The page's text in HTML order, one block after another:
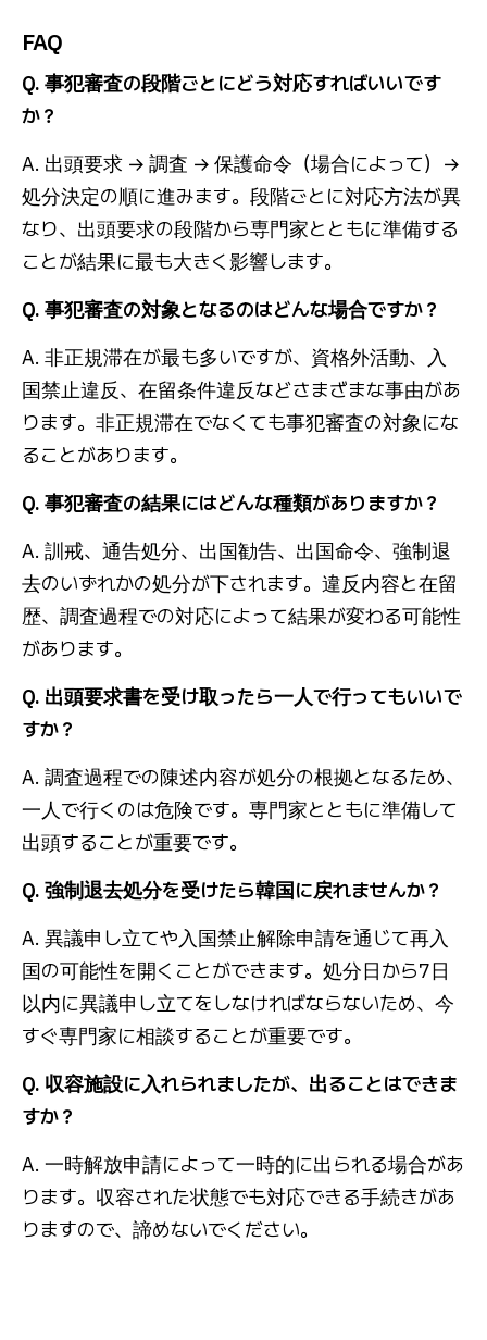
FAQ
Q. 事犯審査の段階ごとにどう対応すればいいです
か？
A. 出頭要求 → 調査 → 保護命令（場合によって）→
処分決定の順に進みます。段階ごとに対応方法が異
なり、出頭要求の段階から専門家とともに準備する
ことが結果に最も大きく影響します。
Q. 事犯審査の対象となるのはどんな場合ですか？
A. 非正規滞在が最も多いですが、資格外活動、入
国禁止違反、在留条件違反などさまざまな事由があ
ります。非正規滞在でなくても事犯審査の対象にな
ることがあります。
Q. 事犯審査の結果にはどんな種類がありますか？
A. 訓戒、通告処分、出国勧告、出国命令、強制退
去のいずれかの処分が下されます。違反内容と在留
歴、調査過程での対応によって結果が変わる可能性
があります。
Q. 出頭要求書を受け取ったら一人で行ってもいいで
すか？
A. 調査過程での陳述内容が処分の根拠となるため、
一人で行くのは危険です。専門家とともに準備して
出頭することが重要です。
Q. 強制退去処分を受けたら韓国に戻れませんか？
A. 異議申し立てや入国禁止解除申請を通じて再入
国の可能性を開くことができます。処分日から7日
以内に異議申し立てをしなければならないため、今
すぐ専門家に相談することが重要です。
Q. 収容施設に入れられましたが、出ることはできま
すか？
A. 一時解放申請によって一時的に出られる場合があ
ります。収容された状態でも対応できる手続きがあ
りますので、諦めないでください。